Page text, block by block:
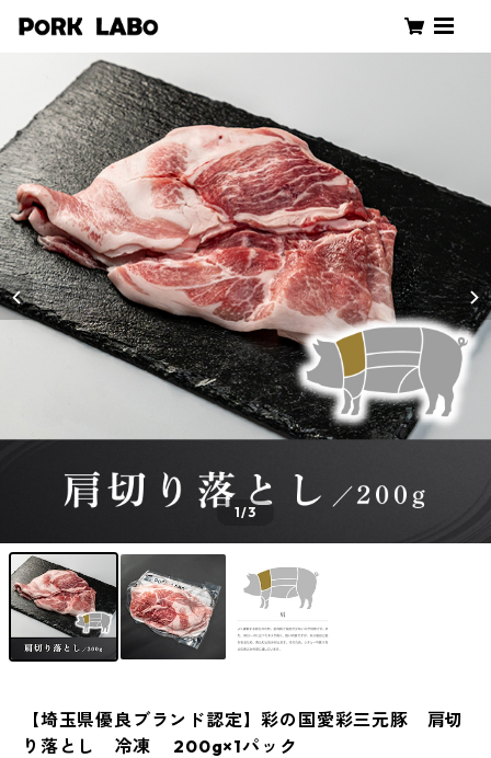
1/3
【埼玉県優良ブランド認定】彩の国愛彩三元豚 肩切
り落とし 冷凍 200g×1パック